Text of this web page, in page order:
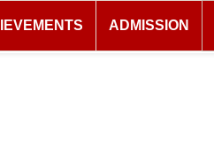
ADMISSION